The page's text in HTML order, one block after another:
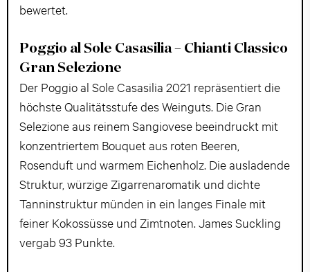
bewertet.
Poggio al Sole Casasilia – Chianti Classico
Gran Selezione
Der Poggio al Sole Casasilia 2021 repräsentiert die
höchste Qualitätsstufe des Weinguts. Die Gran
Selezione aus reinem Sangiovese beeindruckt mit
konzentriertem Bouquet aus roten Beeren,
Rosenduft und warmem Eichenholz. Die ausladende
Struktur, würzige Zigarrenaromatik und dichte
Tanninstruktur münden in ein langes Finale mit
feiner Kokossüsse und Zimtnoten. James Suckling
vergab 93 Punkte.